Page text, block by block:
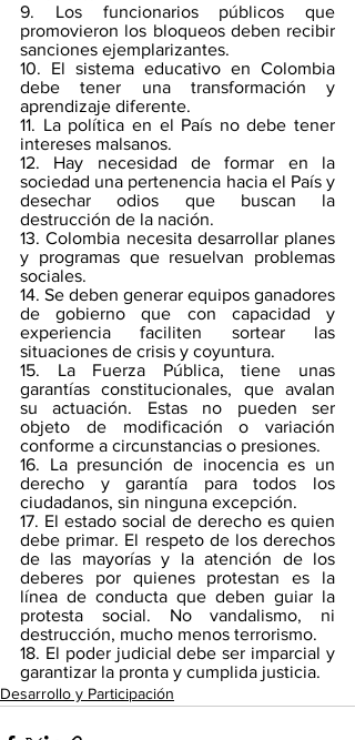
9. Los funcionarios públicos que
promovieron los bloqueos deben recibir
sanciones ejemplarizantes.
10. El sistema educativo en Colombia
debe tener una transformación y
aprendizaje diferente.
11. La política en el País no debe tener
intereses malsanos.
12. Hay necesidad de formar en la
sociedad una pertenencia hacia el País y
desechar odios que buscan la
destrucción de la nación.
13. Colombia necesita desarrollar planes
y programas que resuelvan problemas
sociales.
14. Se deben generar equipos ganadores
de gobierno que con capacidad y
experiencia faciliten sortear las
situaciones de crisis y coyuntura.
15. La Fuerza Pública, tiene unas
garantías constitucionales, que avalan
su actuación. Estas no pueden ser
objeto de modificación o variación
conforme a circunstancias o presiones.
16. La presunción de inocencia es un
derecho y garantía para todos los
ciudadanos, sin ninguna excepción.
17. El estado social de derecho es quien
debe primar. El respeto de los derechos
de las mayorías y la atención de los
deberes por quienes protestan es la
línea de conducta que deben guiar la
protesta social. No vandalismo, ni
destrucción, mucho menos terrorismo.
18. El poder judicial debe ser imparcial y
garantizar la pronta y cumplida justicia.
Desarrollo y Participación